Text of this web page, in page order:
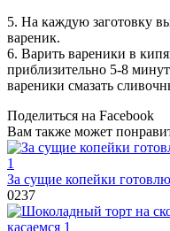
5. На каждую заготовку
вареник.
6. Варить вареники в
приблизительно 5-8
вареники смазать
Поделиться на Facebook
Вам также может
За сущие копейки
0237